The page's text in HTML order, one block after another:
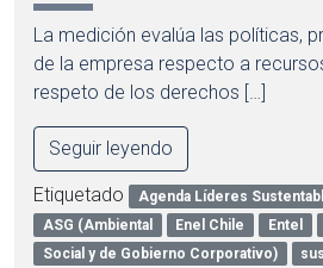
La medición evalúa las políticas,
de la empresa respecto a
respeto de los derechos […]
Seguir leyendo
Etiquetado
Agenda Líderes
ASG (Ambiental
Enel Chile Entel
Social y de Gobierno Corporativo)